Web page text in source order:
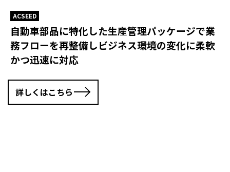
ACSEED
自動車部品に特化した生産管理パッケージで業
務フローを再整備しビジネス環境の変化に柔軟
かつ迅速に対応
詳しくはこちら